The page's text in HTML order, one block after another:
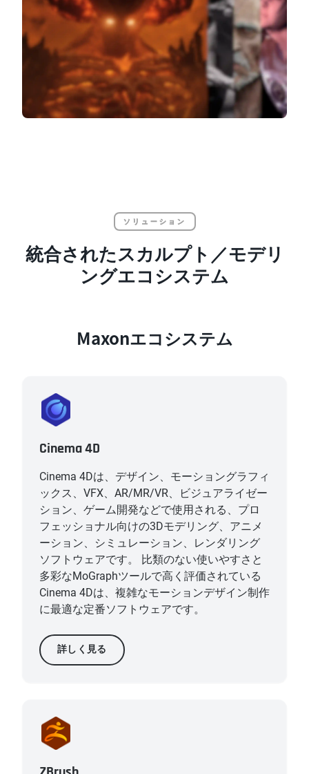
ソリューション
統合されたスカルプト／モデリ
ングエコシステム
Maxonエコシステム
Cinema 4D
Cinema 4Dは、デザイン、モーショングラフィ
ックス、VFX、AR/MR/VR、ビジュアライゼー
ション、ゲーム開発などで使用される、プロ
フェッショナル向けの3Dモデリング、アニメ
ーション、シミュレーション、レンダリング
ソフトウェアです。 比類のない使いやすさと
多彩なMoGraphツールで高く評価されている
Cinema 4Dは、複雑なモーションデザイン制作
に最適な定番ソフトウェアです。
詳しく見る